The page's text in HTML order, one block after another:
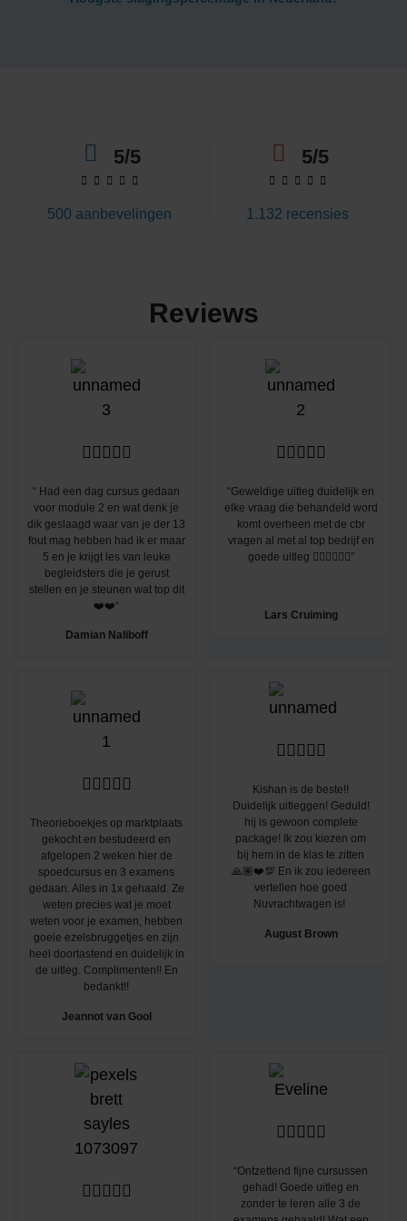
5/5
    
500 aanbevelingen
5/5
    
1.132 recensies
Reviews
    
“ Had een dag cursus gedaan
voor module 2 en wat denk je
dik geslaagd waar van je der 13
fout mag hebben had ik er maar
5 en je krijgt les van leuke
begleidsters die je gerust
stellen en je steunen wat top dit
❤️❤️“
Damian Naliboff
    
“Geweldige uitleg duidelijk en
elke vraag die behandeld word
komt overheen met de cbr
vragen al met al top bedrijf en
goede uitleg 👌🏽👌🏽👌🏽”
Lars Cruiming
    
Theorieboekjes op marktplaats
gekocht en bestudeerd en
afgelopen 2 weken hier de
spoedcursus en 3 examens
gedaan. Alles in 1x gehaald. Ze
weten precies wat je moet
weten voor je examen, hebben
goeie ezelsbruggetjes en zijn
heel doortastend en duidelijk in
de uitleg. Complimenten!! En
bedankt!!
Jeannot van Gool
    
Kishan is de beste!!
Duidelijk uitleggen! Geduld!
hij is gewoon complete
package! Ik zou kiezen om
bij hem in de klas te zitten
🙏🏽❤️💯 En ik zou iedereen
vertellen hoe goed
Nuvrachtwagen is!
August Brown
    
    
“Ontzettend fijne cursussen
gehad! Goede uitleg en
zonder te leren alle 3 de